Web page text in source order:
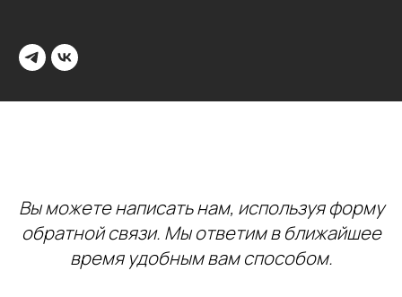
Вы можете написать нам, используя форму
обратной связи. Мы ответим в ближайшее
время удобным вам способом.